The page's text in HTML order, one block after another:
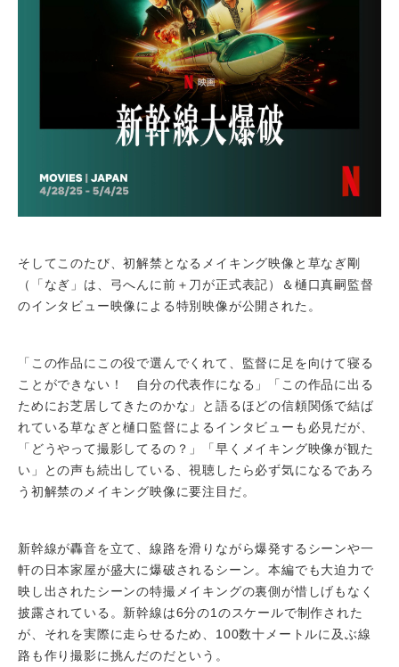
そしてこのたび、初解禁となるメイキング映像と草なぎ剛
（「なぎ」は、弓へんに前＋刀が正式表記）＆樋口真嗣監督
のインタビュー映像による特別映像が公開された。
「この作品にこの役で選んでくれて、監督に足を向けて寝る
ことができない！ 自分の代表作になる」「この作品に出る
ためにお芝居してきたのかな」と語るほどの信頼関係で結ば
れている草なぎと樋口監督によるインタビューも必見だが、
「どうやって撮影してるの？」「早くメイキング映像が観た
い」との声も続出している、視聴したら必ず気になるであろ
う初解禁のメイキング映像に要注目だ。
新幹線が轟音を立て、線路を滑りながら爆発するシーンや一
軒の日本家屋が盛大に爆破されるシーン。本編でも大迫力で
映し出されたシーンの特撮メイキングの裏側が惜しげもなく
披露されている。新幹線は6分の1のスケールで制作された
が、それを実際に走らせるため、100数十メートルに及ぶ線
路も作り撮影に挑んだのだという。